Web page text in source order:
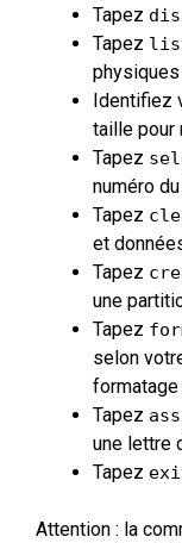
Tapez
Tapez
Identifiez
taille pour
Tapez
numéro
Tapez
et
Tapez
une
Tapez
selon
Tapez
une lettre
Tapez
Attention : la